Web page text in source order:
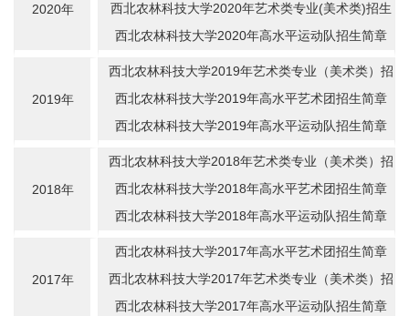
2020年
西北农林科技大学2020年艺术类专业(美术类)招生
简章
西北农林科技大学2020年高水平运动队招生简章
2019年
西北农林科技大学2019年艺术类专业（美术类）招
生简章
西北农林科技大学2019年高水平艺术团招生简章
西北农林科技大学2019年高水平运动队招生简章
2018年
西北农林科技大学2018年艺术类专业（美术类）招
生简章
西北农林科技大学2018年高水平艺术团招生简章
西北农林科技大学2018年高水平运动队招生简章
2017年
西北农林科技大学2017年高水平艺术团招生简章
西北农林科技大学2017年艺术类专业（美术类）招
生简章
西北农林科技大学2017年高水平运动队招生简章